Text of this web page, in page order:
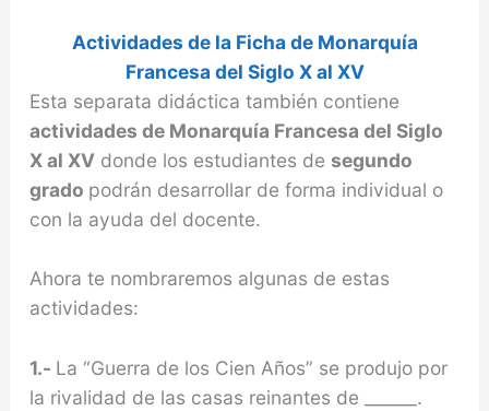
Actividades de la Ficha de Monarquía
Francesa del Siglo X al XV
Esta separata didáctica también contiene
actividades de Monarquía Francesa del Siglo
X al XVdonde los estudiantes de segundo
grado podrán desarrollar de forma individual o
con la ayuda del docente.
Ahora te nombraremos algunas de estas
actividades:
1.- La “Guerra de los Cien Años” se produjo por
la rivalidad de las casas reinantes de ______.